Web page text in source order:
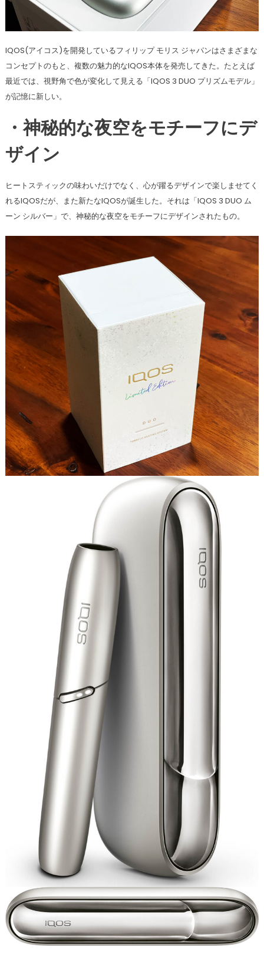
IQOS(アイコス)を開発しているフィリップ モリス ジャパンはさまざまな
コンセプトのもと、複数の魅力的なIQOS本体を発売してきた。たとえば
最近では、視野角で色が変化して見える「IQOS 3 DUO プリズムモデル」
が記憶に新しい。
・神秘的な夜空をモチーフにデ
ザイン
ヒートスティックの味わいだけでなく、心が躍るデザインで楽しませてく
れるIQOSだが、また新たなIQOSが誕生した。それは「IQOS 3 DUO ム
ーン シルバー」で、神秘的な夜空をモチーフにデザインされたもの。